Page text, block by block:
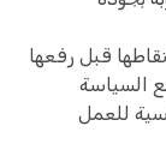
قبل رفعها
السياسة
للعمل